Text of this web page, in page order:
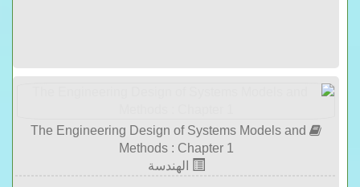
The Engineering Design of Systems Models and
Methods : Chapter 1
الهندسة